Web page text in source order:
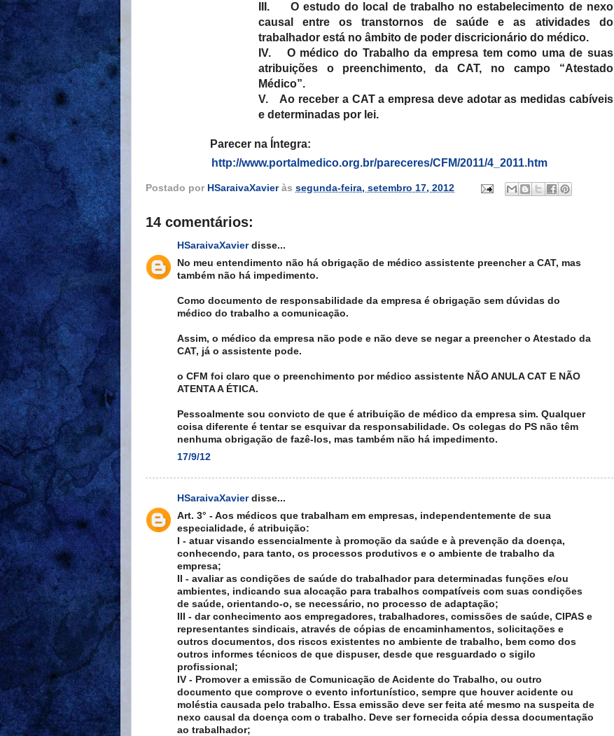
III.
O estudo do local de trabalho no estabelecimento de nexo
causal entre os transtornos de saúde e as atividades do
trabalhador está no âmbito de poder discricionário do médico.
IV.
O médico do Trabalho da empresa tem como uma de suas
atribuições o preenchimento, da CAT, no campo “Atestado
Médico”.
V.
Ao receber a CAT a empresa deve adotar as medidas cabíveis
e determinadas por lei.
Parecer na Íntegra:
http://www.portalmedico.org.br/pareceres/CFM/2011/4_2011.htm
Postado por HSaraivaXavier às segunda-feira, setembro 17, 2012
14 comentários:
HSaraivaXavierdisse...
No meu entendimento não há obrigação de médico assistente preencher a CAT, mas
também não há impedimento.
Como documento de responsabilidade da empresa é obrigação sem dúvidas do
médico do trabalho a comunicação.
Assim, o médico da empresa não pode e não deve se negar a preencher o Atestado da
CAT, já o assistente pode.
o CFM foi claro que o preenchimento por médico assistente NÃO ANULA CAT E NÃO
ATENTA A ÉTICA.
Pessoalmente sou convicto de que é atribuição de médico da empresa sim. Qualquer
coisa diferente é tentar se esquivar da responsabilidade. Os colegas do PS não têm
nenhuma obrigação de fazê-los, mas também não há impedimento.
17/9/12
HSaraivaXavierdisse...
Art. 3° - Aos médicos que trabalham em empresas, independentemente de sua
especialidade, é atribuição:
I - atuar visando essencialmente à promoção da saúde e à prevenção da doença,
conhecendo, para tanto, os processos produtivos e o ambiente de trabalho da
empresa;
II - avaliar as condições de saúde do trabalhador para determinadas funções e/ou
ambientes, indicando sua alocação para trabalhos compatíveis com suas condições
de saúde, orientando-o, se necessário, no processo de adaptação;
III - dar conhecimento aos empregadores, trabalhadores, comissões de saúde, CIPAS e
representantes sindicais, através de cópias de encaminhamentos, solicitações e
outros documentos, dos riscos existentes no ambiente de trabalho, bem como dos
outros informes técnicos de que dispuser, desde que resguardado o sigilo
profissional;
IV - Promover a emissão de Comunicação de Acidente do Trabalho, ou outro
documento que comprove o evento infortunístico, sempre que houver acidente ou
moléstia causada pelo trabalho. Essa emissão deve ser feita até mesmo na suspeita de
nexo causal da doença com o trabalho. Deve ser fornecida cópia dessa documentação
ao trabalhador;